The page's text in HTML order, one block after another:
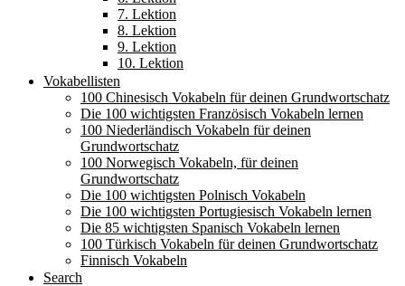
7. Lektion
8. Lektion
9. Lektion
10. Lektion
Vokabellisten
100 Chinesisch Vokabeln für deinen Grundwortschatz
Die 100 wichtigsten Französisch Vokabeln lernen
100 Niederländisch Vokabeln für deinen
Grundwortschatz
100 Norwegisch Vokabeln, für deinen
Grundwortschatz
Die 100 wichtigsten Polnisch Vokabeln
Die 100 wichtigsten Portugiesisch Vokabeln lernen
Die 85 wichtigsten Spanisch Vokabeln lernen
100 Türkisch Vokabeln für deinen Grundwortschatz
Finnisch Vokabeln
Search